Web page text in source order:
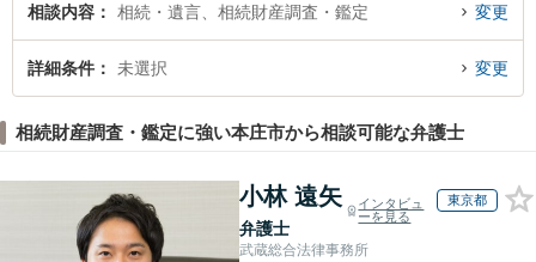
回相談無料で相続財産調査・鑑定を法律相談できる本庄市内の弁護士に相談予
約したい』などでお困りの相談者さんにおすすめです。
相談内容 相続・遺言、相続財産調査・鑑定 変更
詳細条件 未選択 変更
相続財産調査・鑑定に強い本庄市から相談可能な弁護士
小林 遠矢
弁護士
インタビュ
ーを見る
東京都
武蔵総合法律事務所